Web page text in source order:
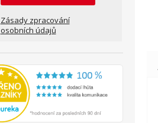
Zásady zpracování
osobních údajů